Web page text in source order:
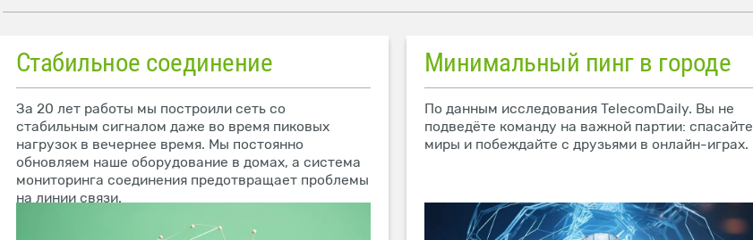
Стабильное соединение
За 20 лет работы мы построили сеть со
стабильным сигналом даже во время пиковых
нагрузок в вечернее время. Мы постоянно
обновляем наше оборудование в домах, а система
мониторинга соединения предотвращает проблемы
на линии связи.
Минимальный пинг в городе
По данным исследования TelecomDaily. Вы не
подведёте команду на важной партии: спасайте
миры и побеждайте с друзьями в онлайн-играх.